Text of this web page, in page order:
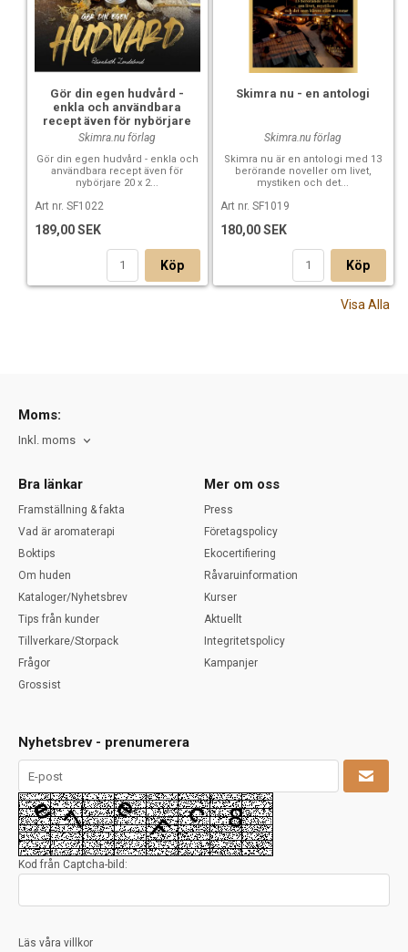
Gör din egen hudvård -
enkla och användbara
recept även för nybörjare
Skimra.nu förlag
Gör din egen hudvård - enkla och
användbara recept även för
nybörjare 20 x 2...
Art nr. SF1022
189,00 SEK
Köp
Skimra nu - en antologi
Skimra.nu förlag
Skimra nu är en antologi med 13
berörande noveller om livet,
mystiken och det...
Art nr. SF1019
180,00 SEK
Köp
Visa Alla
Moms:
Inkl. moms
Bra länkar
Framställning & fakta
Vad är aromaterapi
Boktips
Om huden
Kataloger/Nyhetsbrev
Tips från kunder
Tillverkare/Storpack
Frågor
Grossist
Mer om oss
Press
Företagspolicy
Ekocertifiering
Råvaruinformation
Kurser
Aktuellt
Integritetspolicy
Kampanjer
Nyhetsbrev - prenumerera
Kod från Captcha-bild:
Läs våra villkor